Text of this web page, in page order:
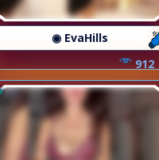
◉ EvaHills
912